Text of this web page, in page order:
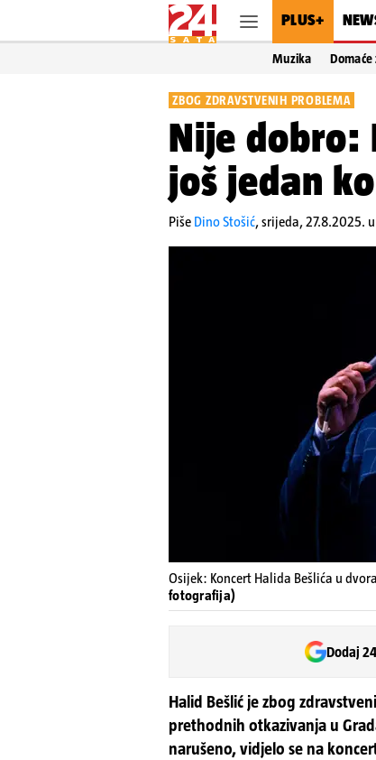
PLUS+
Muzika
ZBOG ZDRAVSTVENIH PROBLEMA
Nije dobro:
još jedan
Piše Dino Stošić,srijeda, 27.8.2025.
Osijek: Koncert Halida Bešlića u
fotografija)
Dodaj
Halid Bešlić je zbog
prethodnih otkazivanja u
narušeno, vidjelo se na